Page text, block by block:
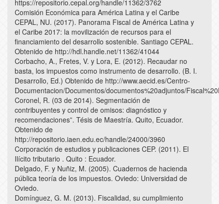
https://repositorio.cepal.org/handle/11362/3762
Comisión Económica para América Latina y el Caribe
CEPAL, NU. (2017). Panorama Fiscal de América Latina y
el Caribe 2017: la movilización de recursos para el
financiamiento del desarrollo sostenible. Santiago CEPAL.
Obtenido de http://hdl.handle.net/11362/41044
Corbacho, A., Fretes, V. y Lora, E. (2012). Recaudar no
basta, los impuestos como instrumento de desarrollo. (B. I.
Desarrollo, Ed.) Obtenido de http://www.aecid.es/Centro-
Documentacion/Documentos/documentos%20adjuntos/
Coronel, R. (03 de 2014). Segmentación de
contribuyentes y control de omisos: diagnóstico y
recomendaciones”. Tésis de Maestría. Quito, Ecuador.
Obtenido de
http://repositorio.iaen.edu.ec/handle/24000/3960
Corporación de estudios y publicaciones CEP. (2011). El
Ilícito tributario . Quito : Ecuador.
Delgado, F. y Nuñiz, M. (2005). Cuadernos de hacienda
pública teoría de los impuestos. Oviedo: Universidad de
Oviedo.
Domínguez, G. M. (2013). Fiscalidad, su cumplimiento